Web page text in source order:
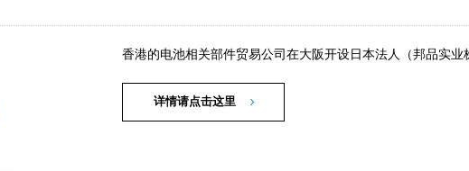
香港的电池相关部件贸易公司在大阪开设日本法人（邦品实业
详情请点击这里